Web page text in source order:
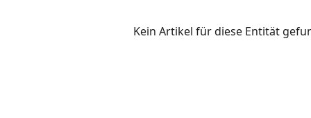
Kein Artikel für diese Entität